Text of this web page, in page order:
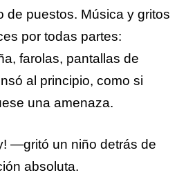
de puestos. Música y gritos
por todas partes:
farolas, pantallas de
al principio, como si
una amenaza.
—gritó un niño detrás de
absoluta.